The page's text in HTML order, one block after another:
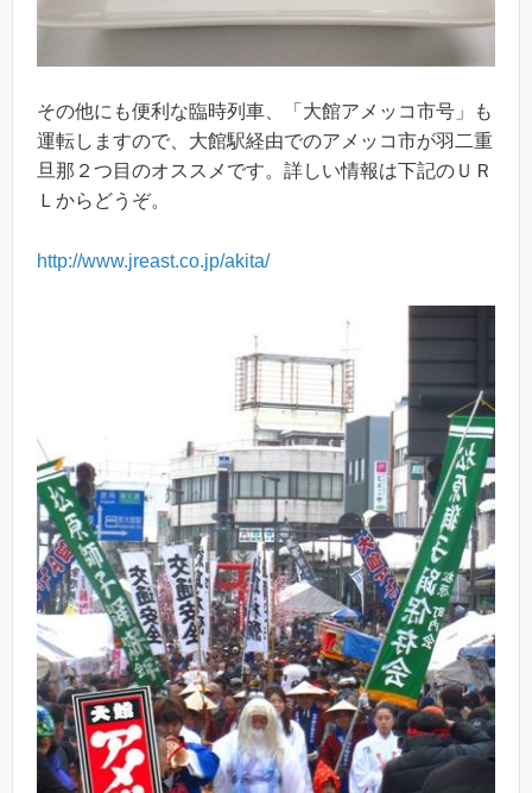
その他にも便利な臨時列車、「大館アメッコ市号」も
運転しますので、大館駅経由でのアメッコ市が羽二重
旦那２つ目のオススメです。詳しい情報は下記のＵＲ
Ｌからどうぞ。
http://www.jreast.co.jp/akita/